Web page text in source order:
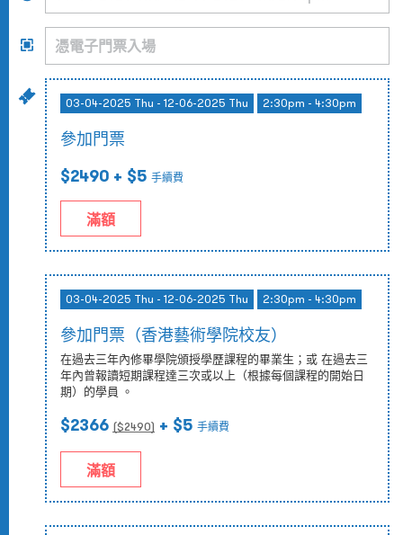
03-04-2025 Thu - 12-06-2025 Thu 2:30pm - 4:30pm
參加門票
$2490 + $5 手續費
滿額
03-04-2025 Thu - 12-06-2025 Thu 2:30pm - 4:30pm
參加門票（香港藝術學院校友）
在過去三年內修畢學院頒授學歷課程的畢業生；或 在過去三
年內曾報讀短期課程達三次或以上（根據每個課程的開始日
期）的學員 。
$2366 ($2490) + $5 手續費
滿額